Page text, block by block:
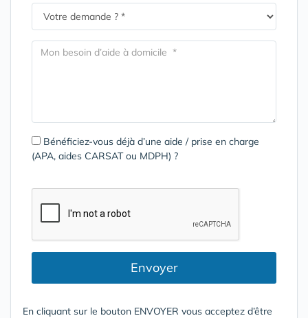
Bénéficiez-vous déjà d’une aide / prise en charge
(APA, aides CARSAT ou MDPH) ?
Envoyer
En cliquant sur le bouton ENVOYER vous acceptez d’être